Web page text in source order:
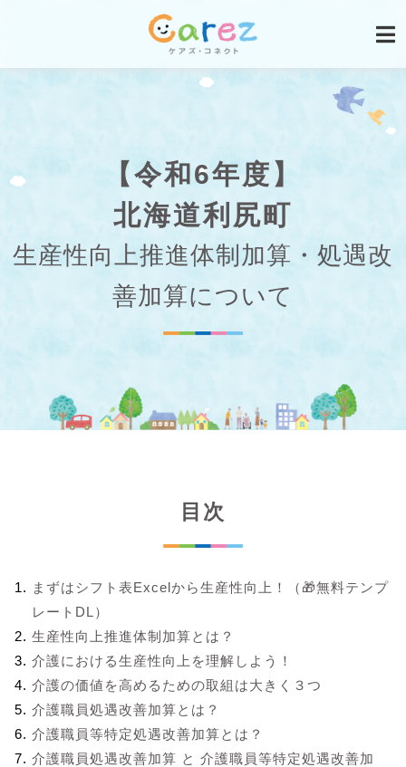
【令和6年度】
北海道利尻町
生産性向上推進体制加算・処遇改
善加算について
目次
まずはシフト表Excelから生産性向上！（🎁無料テンプ
レートDL）
生産性向上推進体制加算とは？
介護における生産性向上を理解しよう！
介護の価値を高めるための取組は大きく３つ
介護職員処遇改善加算とは？
介護職員等特定処遇改善加算とは？
介護職員処遇改善加算 と 介護職員等特定処遇改善加